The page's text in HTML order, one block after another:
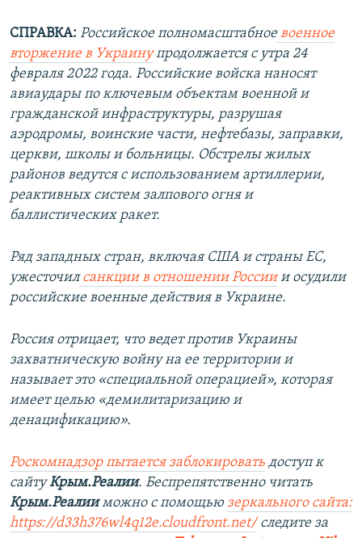
СПРАВКА: Российское полномасштабноевоенное
вторжение в Украинупродолжается с утра 24
февраля 2022 года. Российские войска наносят
авиаудары по ключевым объектам военной и
гражданской инфраструктуры, разрушая
аэродромы, воинские части, нефтебазы, заправки,
церкви, школы и больницы. Обстрелы жилых
районов ведутся с использованием артиллерии,
реактивных систем залпового огня и
баллистических ракет.
Ряд западных стран, включая США и страны ЕС,
ужесточилсанкции в отношении Россиии осудили
российские военные действия в Украине.
Россия отрицает, что ведет против Украины
захватническую войну на ее территории и
называет это «специальной операцией», которая
имеет целью «демилитаризацию и
денацификацию».
Роскомнадзор пытается заблокировать доступ к
сайтуКрым.Реалии. Беспрепятственно читать
Крым.Реалииможно с помощью зеркального сайта:
https://d33h376wl4q12e.cloudfront.net/следите за